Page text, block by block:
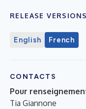
RELEASE VERSIONS
English French
CONTACTS
Pour
Tia Giannone